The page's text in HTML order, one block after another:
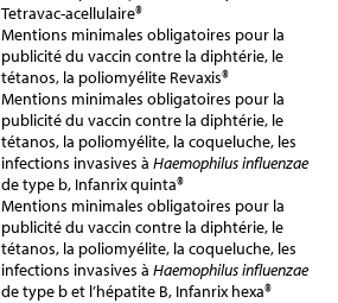
Tetravac-acellulaire®
Mentions minimales obligatoires pour la
publicité du vaccin contre la diphtérie, le
tétanos, la poliomyélite Revaxis®
Mentions minimales obligatoires pour la
publicité du vaccin contre la diphtérie, le
tétanos, la poliomyélite, la coqueluche, les
infections invasives à Haemophilus influenzae
de type b, Infanrix quinta®
Mentions minimales obligatoires pour la
publicité du vaccin contre la diphtérie, le
tétanos, la poliomyélite, la coqueluche, les
infections invasives à Haemophilus influenzae
de type b et l’hépatite B, Infanrix hexa®